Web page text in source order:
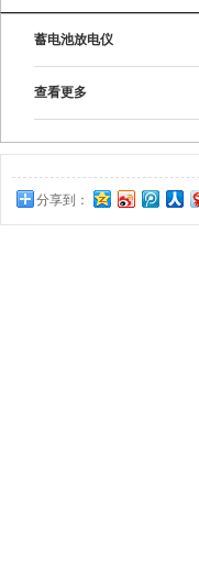
蓄电池放电仪
查看更多
分享到：